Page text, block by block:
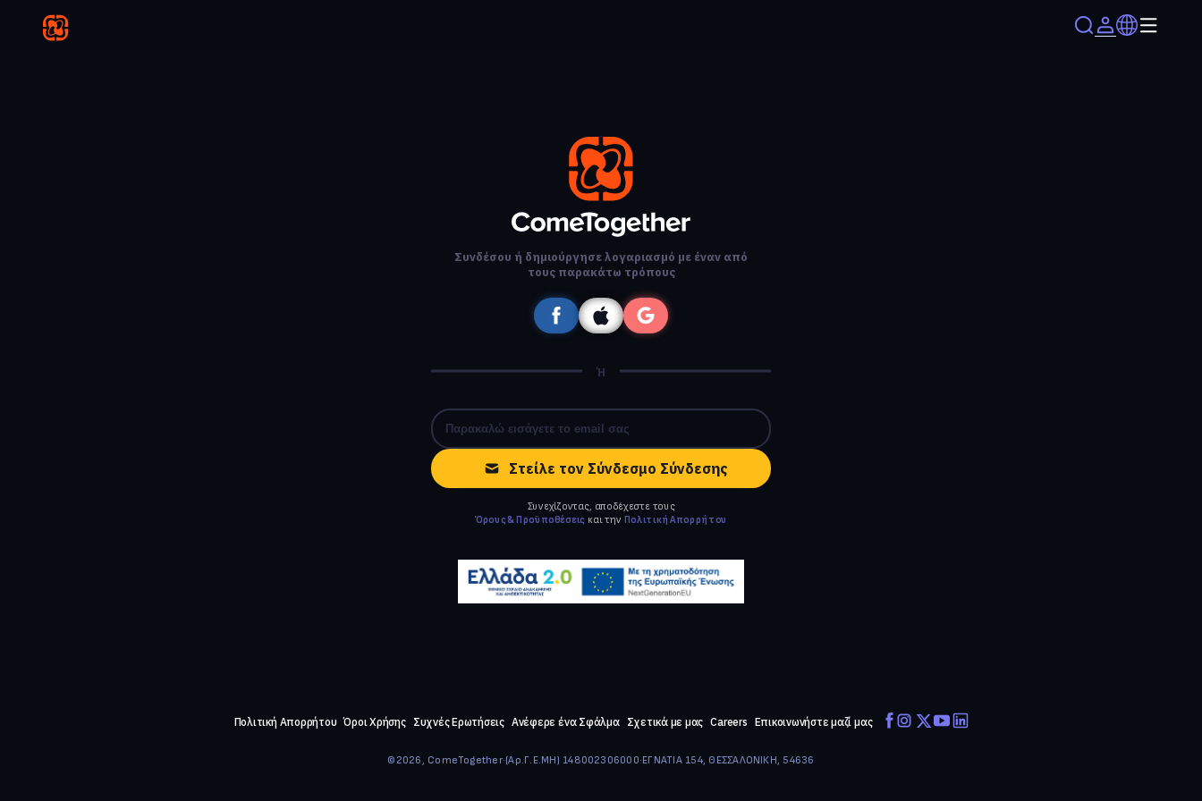
Συνδέσου ή δημιούργησε λογαριασμό με έναν από
τους παρακάτω τρόπους
Ή
Στείλε τον Σύνδεσμο Σύνδεσης
Συνεχίζοντας, αποδέχεστε τους
Όρους & Προϋποθέσεις και την Πολιτική Απορρήτου
Πολιτική Απορρήτου Όροι Χρήσης Συχνές Ερωτήσεις Ανέφερε ένα Σφάλμα Σχετικά με μας Careers Επικοινωνήστε μαζί μας
©2026, ComeTogether·(Αρ.Γ.Ε.ΜΗ) 148002306000·ΕΓΝΑΤΙΑ 154, ΘΕΣΣΑΛΟΝΙΚΗ, 54636